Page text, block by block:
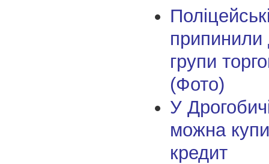
припинили
групи
(Фото)
У
можна
кредит